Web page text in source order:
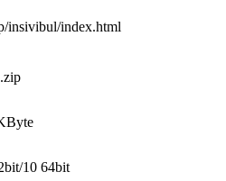
insivibul/index.html
10 64bit